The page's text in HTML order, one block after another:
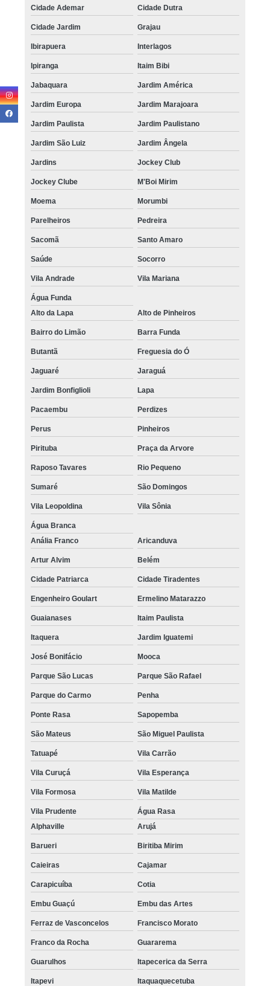
Cidade Ademar Cidade Dutra
Cidade Jardim Grajau
Ibirapuera Interlagos
Ipiranga Itaim Bibi
Jabaquara Jardim América
Jardim Europa Jardim Marajoara
Jardim Paulista Jardim Paulistano
Jardim São Luiz Jardim Ângela
Jardins Jockey Club
Jockey Clube M'Boi Mirim
Moema Morumbi
Parelheiros Pedreira
Sacomã Santo Amaro
Saúde Socorro
Vila Andrade Vila Mariana
Água Funda
Alto da Lapa
Alto de Pinheiros
Bairro do Limão Barra Funda
Butantã Freguesia do Ó
Jaguaré Jaraguá
Jardim Bonfiglioli Lapa
Pacaembu Perdizes
Perus Pinheiros
Pirituba Praça da Arvore
Raposo Tavares Rio Pequeno
Sumaré São Domingos
Vila Leopoldina Vila Sônia
Água Branca
Anália Franco
Aricanduva
Artur Alvim Belém
Cidade Patriarca Cidade Tiradentes
Engenheiro Goulart Ermelino Matarazzo
Guaianases Itaim Paulista
Itaquera Jardim Iguatemi
José Bonifácio Mooca
Parque São Lucas Parque São Rafael
Parque do Carmo Penha
Ponte Rasa Sapopemba
São Mateus São Miguel Paulista
Tatuapé Vila Carrão
Vila Curuçá Vila Esperança
Vila Formosa Vila Matilde
Vila Prudente
Água Rasa
Alphaville
Arujá
Barueri Biritiba Mirim
Caieiras Cajamar
Carapicuíba Cotia
Embu Guaçú Embu das Artes
Ferraz de Vasconcelos Francisco Morato
Franco da Rocha Guararema
Guarulhos Itapecerica da Serra
Itapevi Itaquaquecetuba